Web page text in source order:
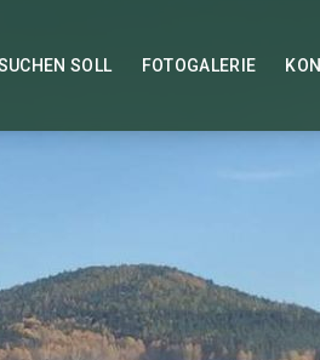
SOLL FOTOGALERIE